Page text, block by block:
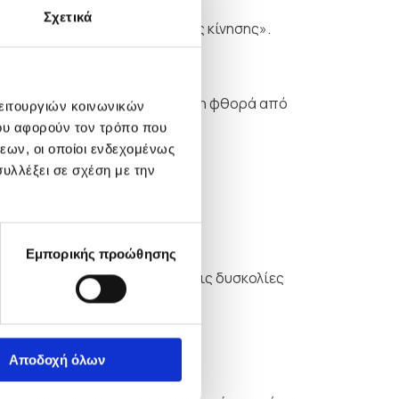
Σχετικά
κοινωνικών
αφορούν τον τρόπο που
οι οποίοι ενδεχομένως
σε σχέση με την
Εμπορικής προώθησης
Αποδοχή όλων
έκφρασης» ή «γραμμές κίνησης».
ρυτίδες προκύπτουν από τη φθορά από
να τις επιβραδύνουμε.
τις χαρές και τις δυσκολίες
γήρανσή τους.